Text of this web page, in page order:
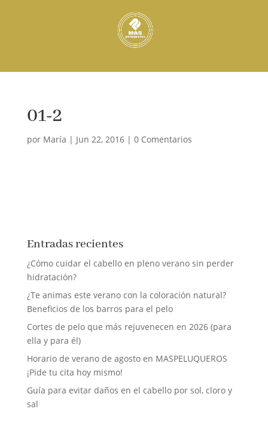
01-2
por María | Jun 22, 2016| 0 Comentarios
Entradas recientes
¿Cómo cuidar el cabello en pleno verano sin perder
hidratación?
¿Te animas este verano con la coloración natural?
Beneficios de los barros para el pelo
Cortes de pelo que más rejuvenecen en 2026 (para
ella y para él)
Horario de verano de agosto en MASPELUQUEROS
¡Pide tu cita hoy mismo!
Guía para evitar daños en el cabello por sol, cloro y
sal